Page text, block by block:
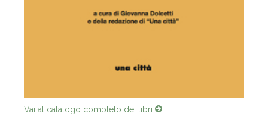
Vai al catalogo completo dei libri